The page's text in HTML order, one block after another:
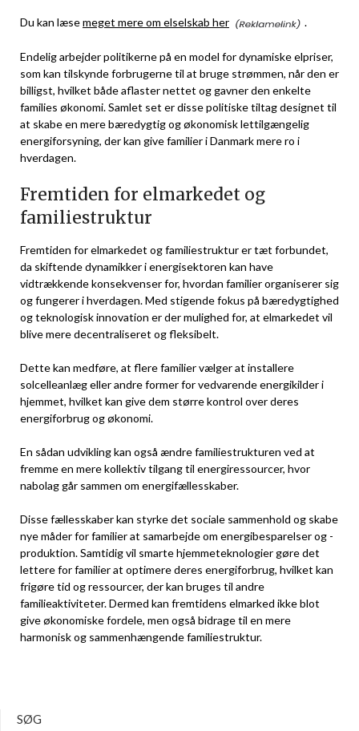
Du kan læsemeget mere om elselskab her .
Endelig arbejder politikerne på en model for dynamiske elpriser,
som kan tilskynde forbrugerne til at bruge strømmen, når den er
billigst, hvilket både aflaster nettet og gavner den enkelte
families økonomi. Samlet set er disse politiske tiltag designet til
at skabe en mere bæredygtig og økonomisk lettilgængelig
energiforsyning, der kan give familier i Danmark mere ro i
hverdagen.
Fremtiden for elmarkedet og
familiestruktur
Fremtiden for elmarkedet og familiestruktur er tæt forbundet,
da skiftende dynamikker i energisektoren kan have
vidtrækkende konsekvenser for, hvordan familier organiserer sig
og fungerer i hverdagen. Med stigende fokus på bæredygtighed
og teknologisk innovation er der mulighed for, at elmarkedet vil
blive mere decentraliseret og fleksibelt.
Dette kan medføre, at flere familier vælger at installere
solcelleanlæg eller andre former for vedvarende energikilder i
hjemmet, hvilket kan give dem større kontrol over deres
energiforbrug og økonomi.
En sådan udvikling kan også ændre familiestrukturen ved at
fremme en mere kollektiv tilgang til energiressourcer, hvor
nabolag går sammen om energifællesskaber.
Disse fællesskaber kan styrke det sociale sammenhold og skabe
nye måder for familier at samarbejde om energibesparelser og -
produktion. Samtidig vil smarte hjemmeteknologier gøre det
lettere for familier at optimere deres energiforbrug, hvilket kan
frigøre tid og ressourcer, der kan bruges til andre
familieaktiviteter. Dermed kan fremtidens elmarked ikke blot
give økonomiske fordele, men også bidrage til en mere
harmonisk og sammenhængende familiestruktur.
SØG